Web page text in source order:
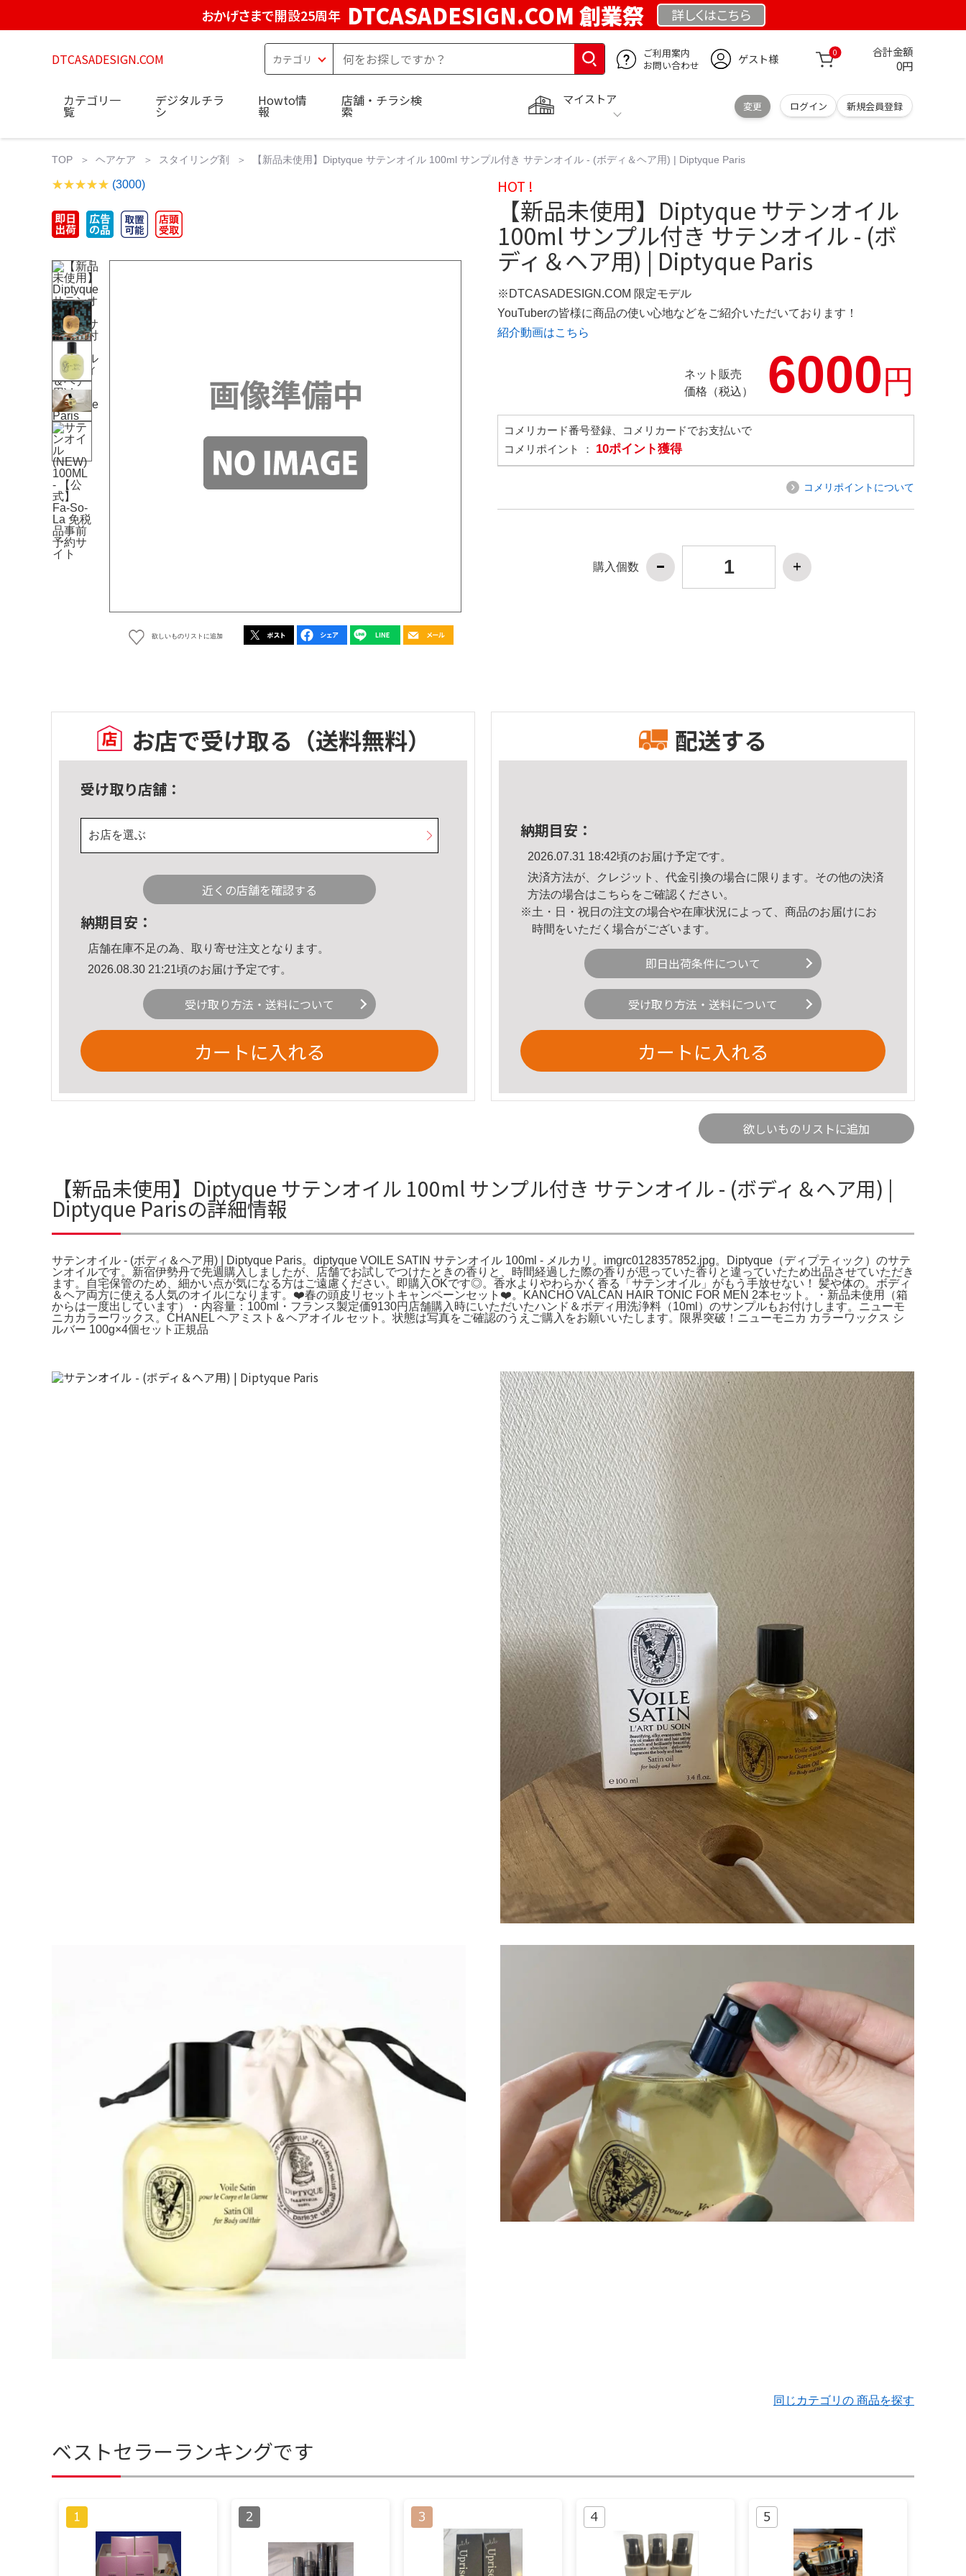
おかげさまで開設25周年 DTCASADESIGN.COM 創業祭 詳しくはこちら
DTCASADESIGN.COM
ご利用案内
お問い合わせ
ゲスト様 0 合計金額
0円
マイストア
変更 ログイン 新規会員登録
カテゴリ一
覧
デジタルチラ
シ
Howto情
報
店舗・チラシ検
索
TOP ヘアケア スタイリング剤 【新品未使用】Diptyque サテンオイル 100ml サンプル付き サテンオイル - (ボディ＆ヘア用) | Diptyque Paris
(3000)
欲しいものリストに追加
HOT !
【新品未使用】Diptyque サテンオイル
100ml サンプル付き サテンオイル - (ボ
ディ＆ヘア用) | Diptyque Paris
※DTCASADESIGN.COM 限定モデル
YouTuberの皆様に商品の使い心地などをご紹介いただいております！
紹介動画はこちら
ネット販売
価格（税込）
6000円
コメリカード番号登録、コメリカードでお支払いで
コメリポイント ： 10ポイント獲得
コメリポイントについて
購入個数
お店で受け取る （送料無料）
受け取り店舗：
お店を選ぶ
近くの店舗を確認する
納期目安：
店舗在庫不足の為、取り寄せ注文となります。
2026.08.30 21:21頃のお届け予定です。
受け取り方法・送料について
カートに入れる
配送する
納期目安：
2026.07.31 18:42頃のお届け予定です。
決済方法が、クレジット、代金引換の場合に限ります。その他の決済
方法の場合はこちら をご確認ください。
※土・日・祝日の注文の場合や在庫状況によって、商品のお届けにお
時間をいただく場合がございます。
即日出荷条件について
受け取り方法・送料について
カートに入れる
欲しいものリストに追加
【新品未使用】Diptyque サテンオイル 100ml サンプル付き サテンオイル - (ボディ＆ヘア用) |
Diptyque Parisの詳細情報
サテンオイル - (ボディ＆ヘア用) | Diptyque Paris。diptyque VOILE SATIN サテンオイル 100ml - メルカリ。imgrc0128357852.jpg。Diptyque（ディプティック）のサテ
ンオイルです。新宿伊勢丹で先週購入しましたが、店舗でお試しでつけたときの香りと、時間経過した際の香りが思っていた香りと違っていたため出品させていただき
ます。自宅保管のため、細かい点が気になる方はご遠慮ください。即購入OKです◎。香水よりやわらかく香る「サテンオイル」がもう手放せない！ 髪や体の。ボディ
＆ヘア両方に使える人気のオイルになります。❤️春の頭皮リセットキャンペーンセット❤️。KANCHO VALCAN HAIR TONIC FOR MEN 2本セット。・新品未使用（箱
からは一度出しています）・内容量：100ml・フランス製定価9130円店舗購入時にいただいたハンド＆ボディ用洗浄料（10ml）のサンプルもお付けします。ニューモ
ニカカラーワックス。CHANEL ヘアミスト＆ヘアオイル セット。状態は写真をご確認のうえご購入をお願いいたします。限界突破！ニューモニカ カラーワックス シ
ルバー 100g×4個セット正規品
同じカテゴリの 商品を探す
ベストセラーランキングです